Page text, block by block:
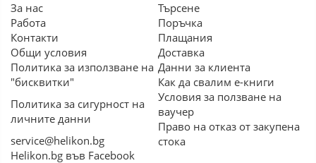
За нас
Работа
Контакти
Общи условия
Политика за използване на
"бисквитки"
Политика за сигурност на
личните данни
service@helikon.bg
Helikon.bg във Facebook
Търсене
Поръчка
Плащания
Доставка
Данни за клиента
Как да свалим е-книги
Условия за ползване на
ваучер
Право на отказ от закупена
стока